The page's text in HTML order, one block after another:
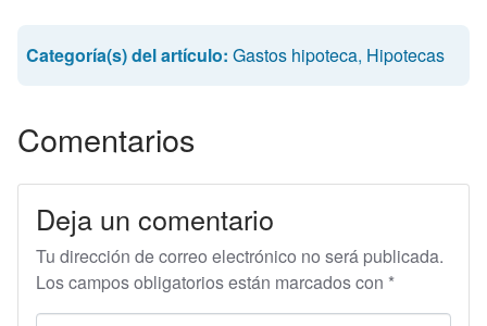
Categoría(s) del artículo: Gastos hipoteca, Hipotecas
Comentarios
Deja un comentario
Tu dirección de correo electrónico no será publicada.
Los campos obligatorios están marcados con *